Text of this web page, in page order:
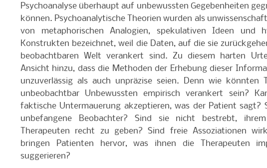
Psychoanalyse überhaupt auf unbewussten Gegebenheiten
können. Psychoanalytische Theorien wurden als
von metaphorischen Analogien, spekulativen Ideen und
Konstrukten bezeichnet, weil die Daten, auf die sie
beobachtbaren Welt verankert sind. Zu diesem harten
Ansicht hinzu, dass die Methoden der Erhebung dieser
unzuverlässig als auch unpräzise seien. Denn wie könnten
unbeobachtbar Unbewussten empirisch verankert sein?
faktische Untermauerung akzeptieren, was der Patient sagt?
unbefangene Beobachter? Sind sie nicht bestrebt, ihrem
Therapeuten recht zu geben? Sind freie Assoziationen
bringen Patienten hervor, was ihnen die Therapeuten
suggerieren?